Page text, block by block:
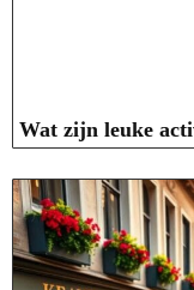
Wat zijn leuke